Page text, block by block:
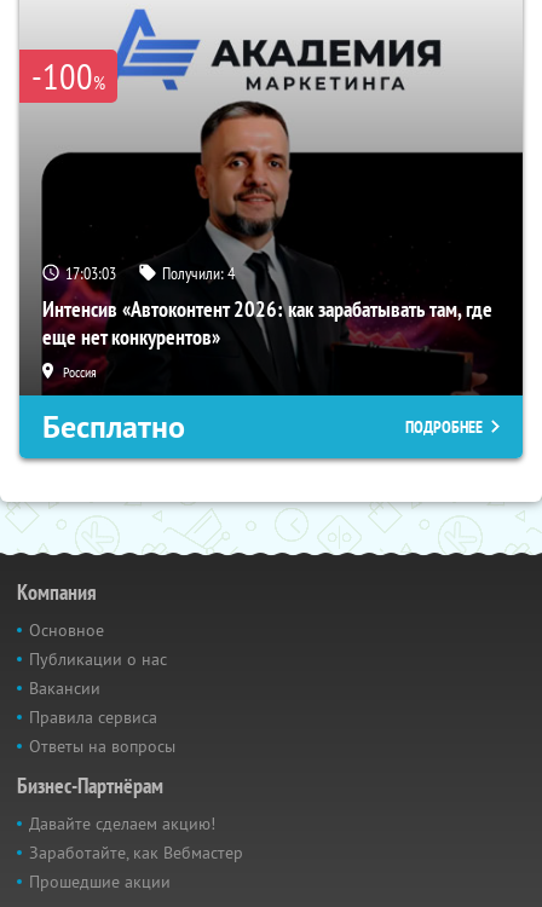
-100%
17:03:02 Получили:4
Интенсив «Автоконтент 2026: как зарабатывать там, где
еще нет конкурентов»
Россия
Бесплатно ПОДРОБНЕЕ
Компания
Основное
Публикации о нас
Вакансии
Правила сервиса
Ответы на вопросы
Бизнес-Партнёрам
Давайте сделаем акцию!
Заработайте, как Вебмастер
Прошедшие акции